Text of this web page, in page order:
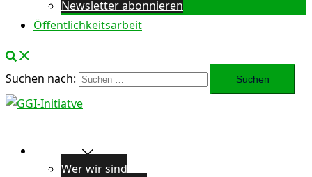
Newsletter abonnieren
Öffentlichkeitsarbeit
Suchen nach:
Über uns
Wer wir sind